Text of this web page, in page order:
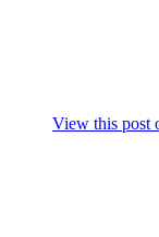
View this post